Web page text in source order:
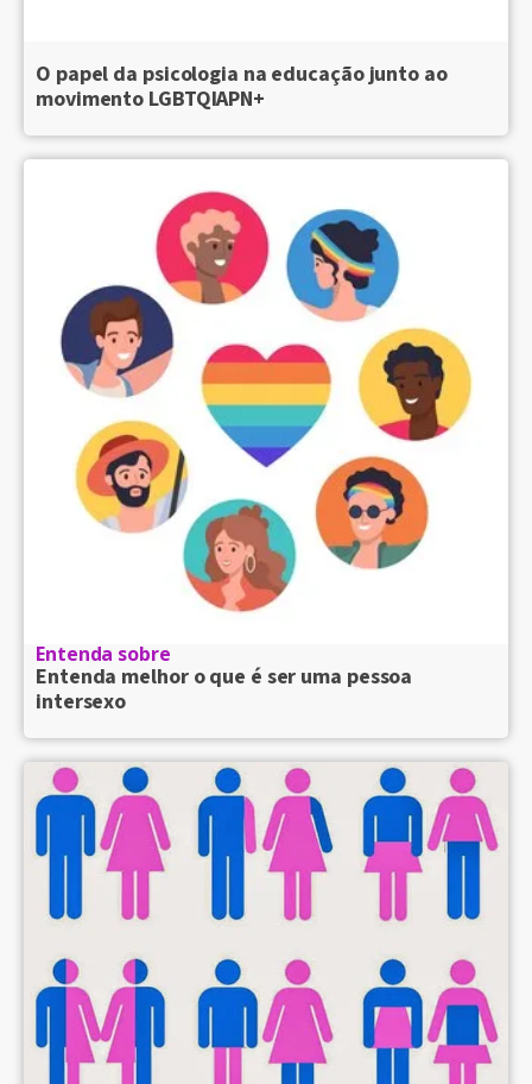
O papel da psicologia na educação junto ao
movimento LGBTQIAPN+
Entenda sobre
Entenda melhor o que é ser uma pessoa
intersexo